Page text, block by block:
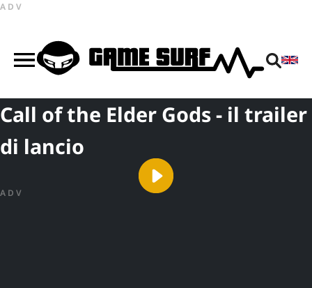
ADV
Call of the Elder Gods - il trailer
di lancio
ADV